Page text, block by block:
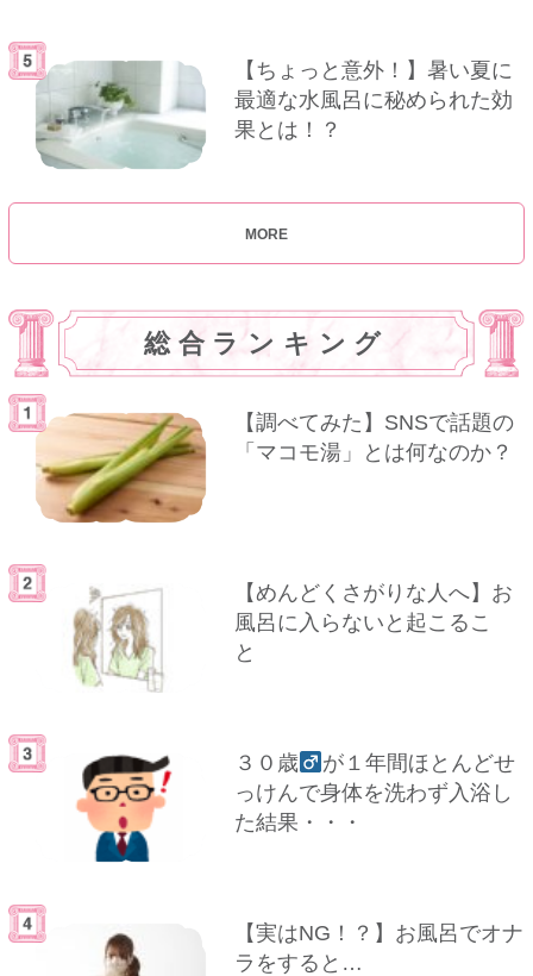
【ちょっと意外！】暑い夏に
最適な水風呂に秘められた効
果とは！？
MORE
総合ランキング
【調べてみた】SNSで話題の
「マコモ湯」とは何なのか？
【めんどくさがりな人へ】お
風呂に入らないと起こるこ
と
３０歳
が１年間ほとんどせ
っけんで身体を洗わず入浴し
た結果・・・
【実はNG！？】お風呂でオナ
ラをすると…